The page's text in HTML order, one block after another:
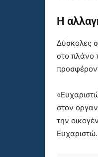
Η
Δύσκολες
στο πλάνο
στον
την